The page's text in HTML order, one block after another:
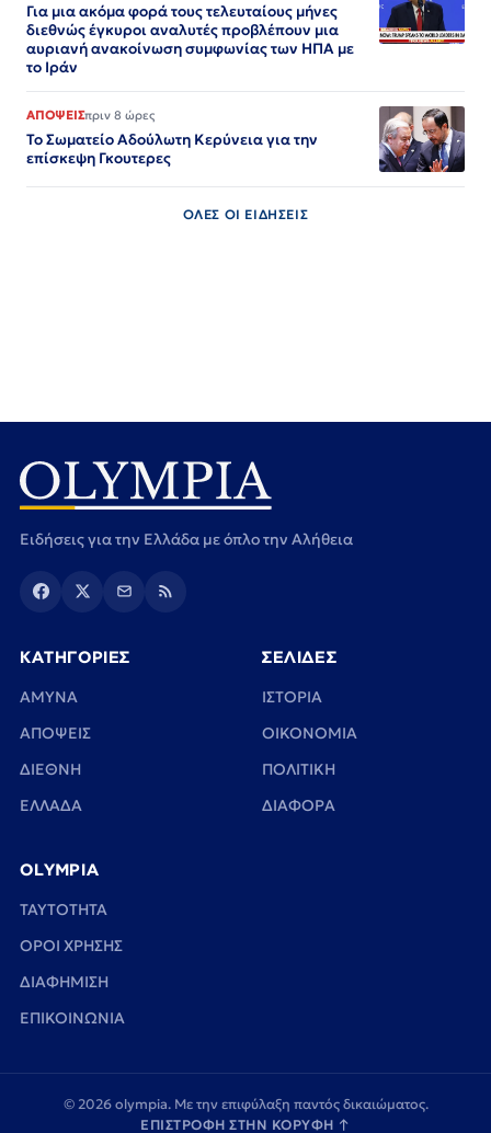
Για μια ακόμα φορά τους τελευταίους μήνες
διεθνώς έγκυροι αναλυτές προβλέπουν μια
αυριανή ανακοίνωση συμφωνίας των ΗΠΑ με
το Ιράν
ΑΠΟΨΕΙΣπριν 8 ώρες
Το Σωματείο Αδούλωτη Κερύνεια για την
επίσκεψη Γκουτερες
ΟΛΕΣ ΟΙ ΕΙΔΗΣΕΙΣ
Ειδήσεις για την Ελλάδα με όπλο την Αλήθεια
ΚΑΤΗΓΟΡΙΕΣ
ΑΜΥΝΑ
ΑΠΟΨΕΙΣ
ΔΙΕΘΝΗ
ΕΛΛΑΔΑ
ΣΕΛΙΔΕΣ
ΙΣΤΟΡΙΑ
ΟΙΚΟΝΟΜΙΑ
ΠΟΛΙΤΙΚΗ
ΔΙΑΦΟΡΑ
OLYMPIA
TAYTOTHTA
ΟΡΟΙ ΧΡΗΣΗΣ
ΔΙΑΦΗΜΙΣΗ
ΕΠΙΚΟΙΝΩΝΙΑ
© 2026 olympia. Με την επιφύλαξη παντός δικαιώματος.
ΕΠΙΣΤΡΟΦΗ ΣΤΗΝ ΚΟΡΥΦΗ ↑